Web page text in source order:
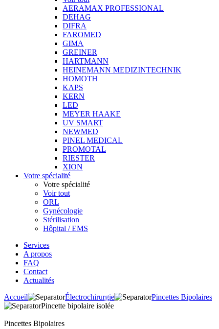
AERAMAX PROFESSIONAL
DEHAG
DIFRA
FAROMED
GIMA
GREINER
HARTMANN
HEINEMANN MEDIZINTECHNIK
HOMOTH
KAPS
KERN
LED
MEYER HAAKE
UV SMART
NEWMED
PINEL MEDICAL
PROMOTAL
RIESTER
XION
Votre spécialité
Votre spécialité
Voir tout
ORL
Gynécologie
Stérilisation
Hôpital / EMS
Services
A propos
FAQ
Contact
Actualités
Accueil
Électrochirurgie
Pincettes Bipolaires
Pincette bipolaire isolée
Pincettes Bipolaires